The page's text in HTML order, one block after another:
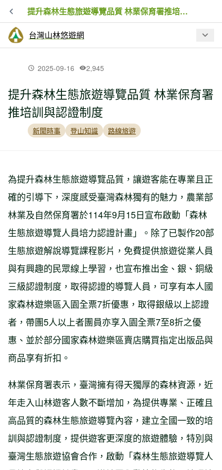
提升森林生態旅遊導覽品質 林業保育署推培訓與認證制度
台灣山林悠遊網
最新文章
「原」來你在奧萬大 7月31日至8月2日
全民10元入園
農業部延長公告哺乳類動物禁入森林遊
物遊憩需求
2025-09-16 2,945
提升森林生態旅遊導覽品質 林業保育署
推培訓與認證制度
新聞時事 登山知識 路線旅遊
為提升森林生態旅遊導覽品質，讓遊客能在專業且正
確的引導下，深度感受臺灣森林獨有的魅力，農業部
林業及自然保育署於114年9月15日宣布啟動「森林
生態旅遊導覽人員培力認證計畫」。除了已製作20部
生態旅遊解說導覽課程影片，免費提供旅遊從業人員
與有興趣的民眾線上學習，也宣布推出金、銀、銅級
三級認證制度，取得認證的導覽人員，可享有本人國
家森林遊樂區入園全票7折優惠，取得銀級以上認證
者，帶團5人以上者團員亦享入園全票7至8折之優
惠、並於部分國家森林遊樂區賣店購買指定出版品與
商品享有折扣。
林業保育署表示，臺灣擁有得天獨厚的森林資源，近
年走入山林遊客人數不斷增加，為提供專業、正確且
高品質的森林生態旅遊導覽內容，建立全國一致的培
訓與認證制度，提供遊客更深度的旅遊體驗，特別與
臺灣生態旅遊協會合作，啟動「森林生態旅遊導覽人